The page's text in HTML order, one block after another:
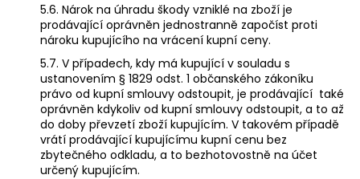
5.6. Nárok na úhradu škody vzniklé na zboží je
prodávající oprávněn jednostranně započíst proti
nároku kupujícího na vrácení kupní ceny.
5.7. V případech, kdy má kupující v souladu s
ustanovením § 1829 odst. 1 občanského zákoníku
právo od kupní smlouvy odstoupit, je prodávající také
oprávněn kdykoliv od kupní smlouvy odstoupit, a to až
do doby převzetí zboží kupujícím. V takovém případě
vrátí prodávající kupujícímu kupní cenu bez
zbytečného odkladu, a to bezhotovostně na účet
určený kupujícím.